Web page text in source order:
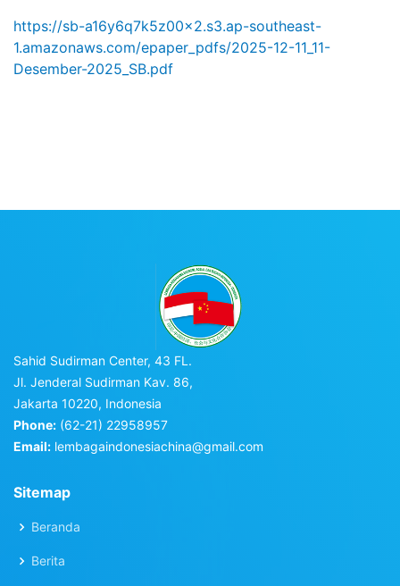
https://sb-a16y6q7k5z00x2.s3.ap-southeast-
1.amazonaws.com/epaper_pdfs/2025-12-11_11-
Desember-2025_SB.pdf
Sahid Sudirman Center, 43 FL.
Jl. Jenderal Sudirman Kav. 86,
Jakarta 10220, Indonesia
Phone: (62-21) 22958957
Email: lembagaindonesiachina@gmail.com
Sitemap
Beranda
Berita